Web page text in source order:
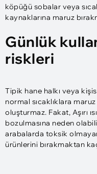
köpüğü sobalar veya
kaynaklarına maruz
Günlük
riskleri
Tipik hane halkı veya
normal sıcaklıklara
oluşturmaz. Fakat, Aşırı
bozulmasına neden
arabalarda toksik
ürünlerini bırakmaktan